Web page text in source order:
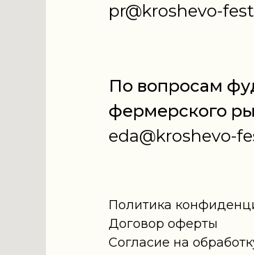
pr@kroshevo-
По вопросам
фермерского
eda@kroshevo-
Политика
Договор оферты
Согласие на